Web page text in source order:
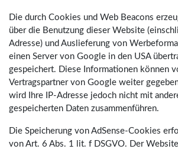
Die durch Cookies und Web Beacons
über die Benutzung dieser Website
Adresse) und Auslieferung von
einen Server von Google in den USA
gespeichert. Diese Informationen können
Vertragspartner von Google weiter
wird Ihre IP-Adresse jedoch nicht mit
gespeicherten Daten zusammenführen.
Die Speicherung von AdSense-Cookies
von Art. 6 Abs. 1 lit. f DSGVO. Der